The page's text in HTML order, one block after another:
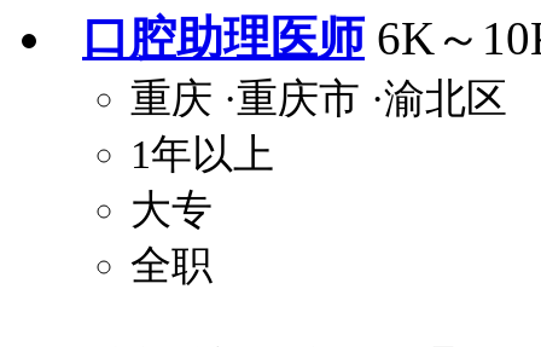
口腔助理医师 6K～
重庆 ·重庆市 ·渝北区
1年以上
大专
全职